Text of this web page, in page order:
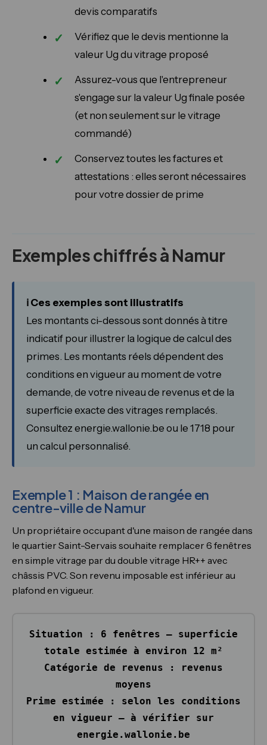
devis comparatifs
Vérifiez que le devis mentionne la
valeur Ug du vitrage proposé
Assurez-vous que l'entrepreneur
s'engage sur la valeur Ug finale posée
(et non seulement sur le vitrage
commandé)
Conservez toutes les factures et
attestations : elles seront nécessaires
pour votre dossier de prime
Exemples chiffrés à Namur
ℹ️ Ces exemples sont illustratifs
Les montants ci-dessous sont donnés à titre
indicatif pour illustrer la logique de calcul des
primes. Les montants réels dépendent des
conditions en vigueur au moment de votre
demande, de votre niveau de revenus et de la
superficie exacte des vitrages remplacés.
Consultez energie.wallonie.be ou le 1718 pour
un calcul personnalisé.
Exemple 1 : Maison de rangée en
centre-ville de Namur
Un propriétaire occupant d'une maison de rangée dans
le quartier Saint-Servais souhaite remplacer 6 fenêtres
en simple vitrage par du double vitrage HR++ avec
châssis PVC. Son revenu imposable est inférieur au
plafond en vigueur.
Situation :
6 fenêtres — superficie
totale estimée à environ 12 m²
Catégorie de revenus :
revenus
moyens
Prime estimée :
selon les conditions
en vigueur — à vérifier sur
energie.wallonie.be